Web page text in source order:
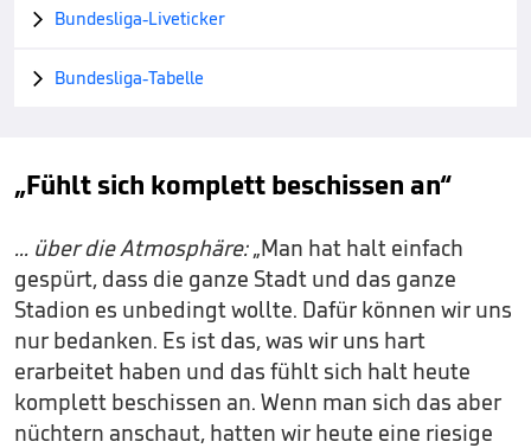
 Bundesliga-Liveticker
 Bundesliga-Tabelle
„Fühlt sich komplett beschissen an“
... über die Atmosphäre:„Man hat halt einfach
gespürt, dass die ganze Stadt und das ganze
Stadion es unbedingt wollte. Dafür können wir uns
nur bedanken. Es ist das, was wir uns hart
erarbeitet haben und das fühlt sich halt heute
komplett beschissen an. Wenn man sich das aber
nüchtern anschaut, hatten wir heute eine riesige